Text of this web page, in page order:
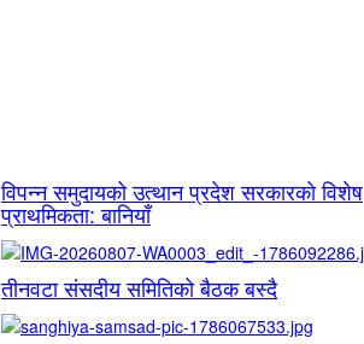
विपन्न समुदायको उत्थान प्रदेश सरकारको विशेष
प्राथमिकता: बानियाँ
तीनवटा संसदीय समितिको बैठक बस्दै